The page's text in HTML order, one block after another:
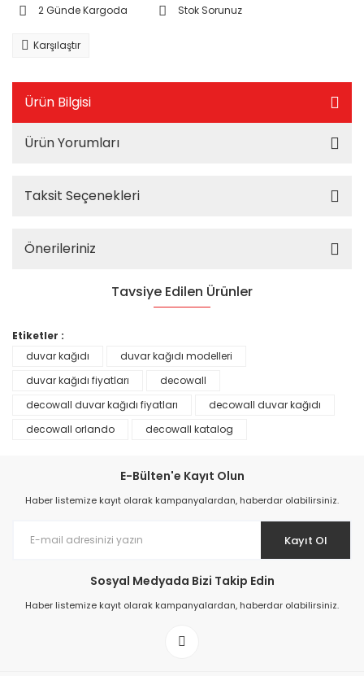
2 Günde Kargoda Stok Sorunuz
Karşılaştır
Ürün Bilgisi
Ürün Yorumları
Taksit Seçenekleri
Önerileriniz
Tavsiye Edilen Ürünler
Prime ArtDECO Duvar Kağıdı Tutkalı 500 gr
199,00 TL
Etiketler :
duvar kağıdı
duvar kağıdı modelleri
duvar kağıdı fiyatları
decowall
decowall duvar kağıdı fiyatları
decowall duvar kağıdı
decowall orlando
decowall katalog
E-Bülten'e Kayıt Olun
Haber listemize kayıt olarak kampanyalardan, haberdar olabilirsiniz.
Kayıt Ol
Sosyal Medyada Bizi Takip Edin
Haber listemize kayıt olarak kampanyalardan, haberdar olabilirsiniz.